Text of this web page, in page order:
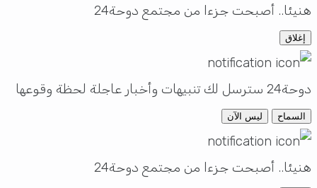
هنيئا.. أصبحت جزءا من مجتمع دوحة24
إغلاق
دوحة24 سترسل لك تنبيهات وأخبار عاجلة لحظة وقوعها
السماح ليس الآن
هنيئا.. أصبحت جزءا من مجتمع دوحة24